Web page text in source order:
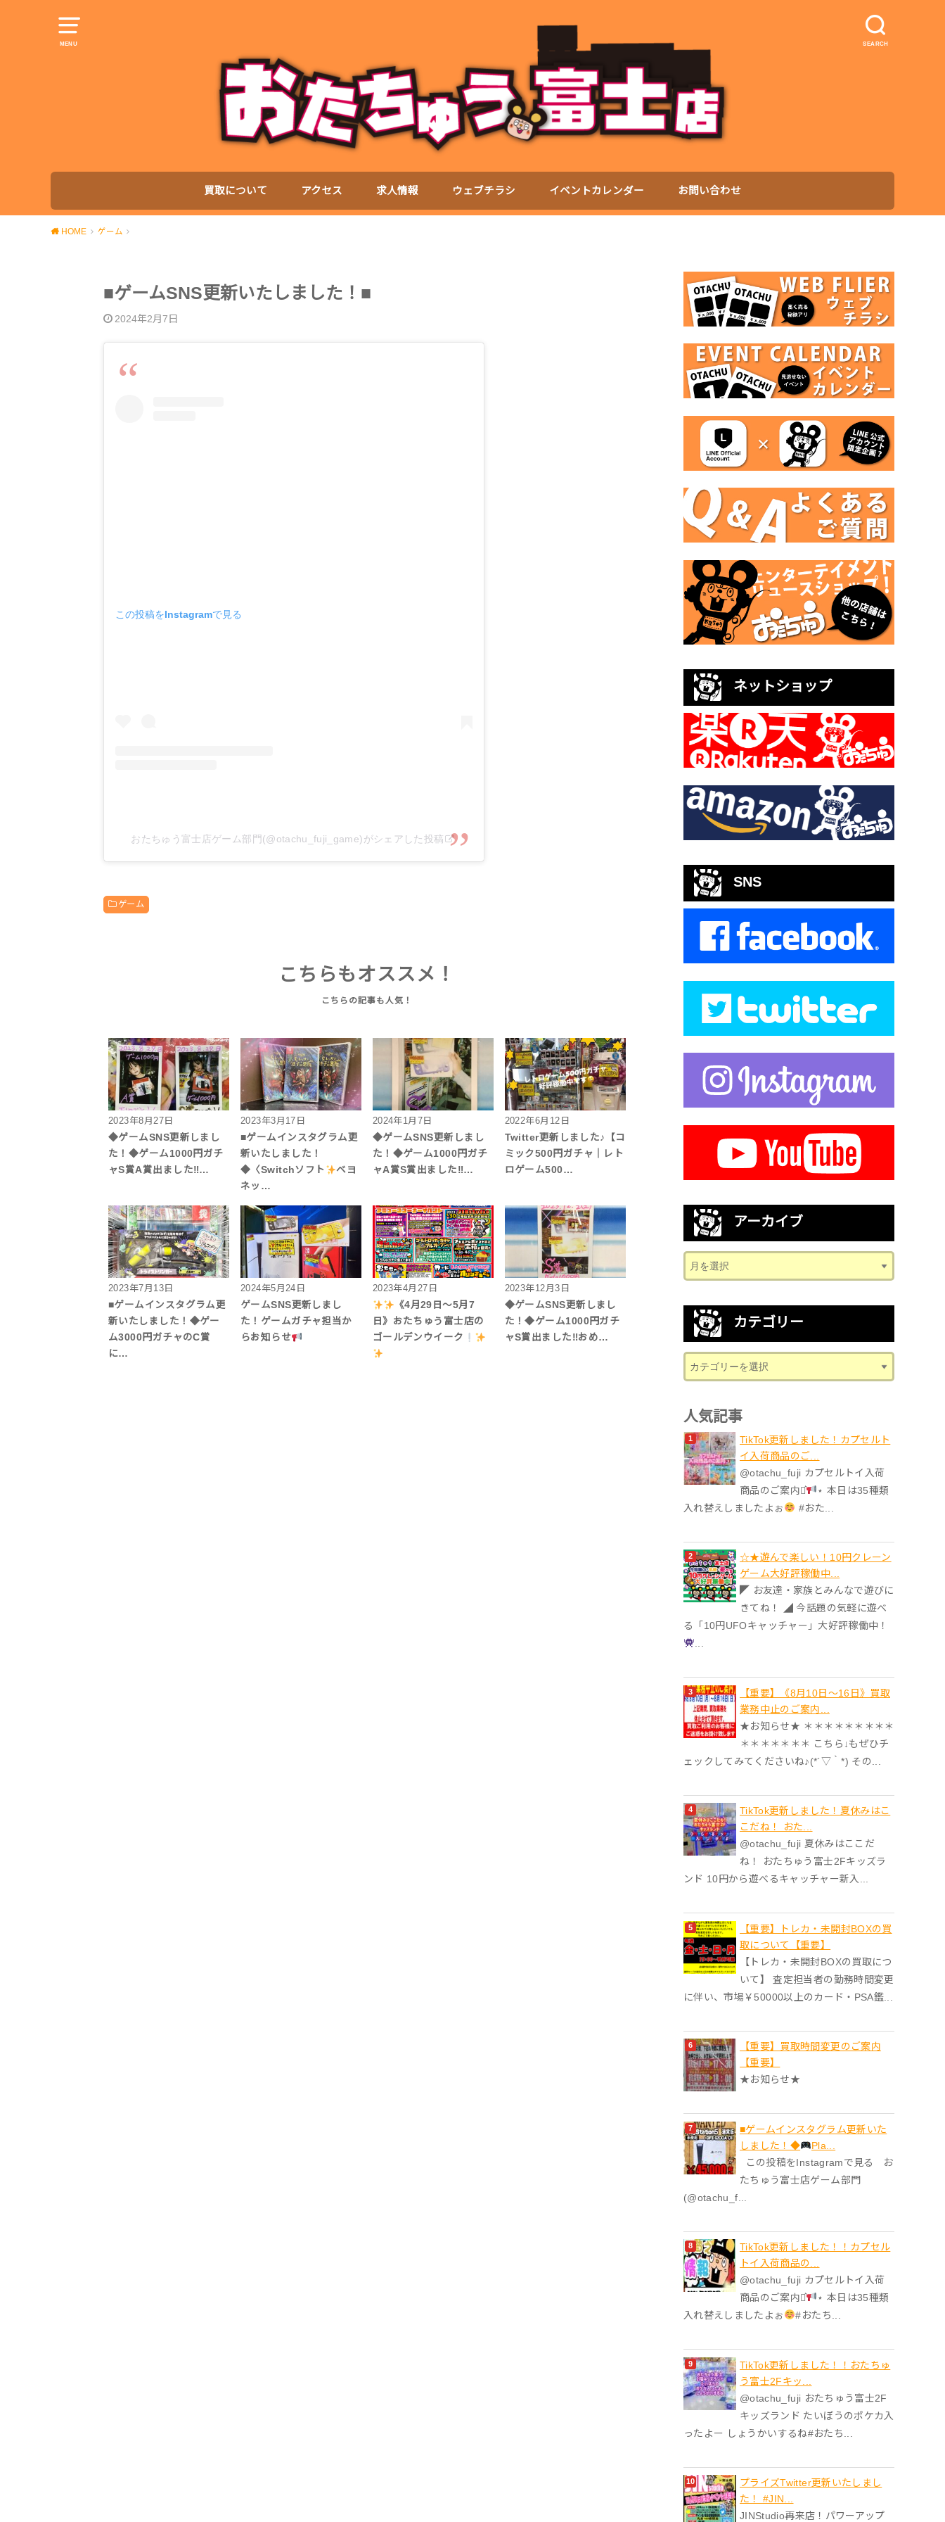
MENU SEARCH
買取について アクセス 求人情報 ウェブチラシ イベントカレンダー お問い合わせ
HOME ゲーム
■ゲームSNS更新いたしました！■
2024年2月7日
この投稿をInstagramで見る
おたちゅう富士店ゲーム部門(@otachu_fuji_game)がシェアした投稿
ゲーム
こちらもオススメ！
2023年8月27日
◆ゲームSNS更新しまし
た！◆ゲーム1000円ガチ
ャS賞A賞出ました‼︎…
2023年3月17日
■ゲームインスタグラム更
新いたしました！
◆〈Switchソフト
ベヨ
ネッ…
2024年1月7日
◆ゲームSNS更新しまし
た！◆ゲーム1000円ガチ
ャA賞S賞出ました‼︎…
2022年6月12日
Twitter更新しました♪【コ
ミック500円ガチャ｜レト
ロゲーム500…
2023年7月13日
■ゲームインスタグラム更
新いたしました！◆ゲー
ム3000円ガチャのC賞
に…
2024年5月24日
ゲームSNS更新しまし
た！ゲームガチャ担当か
らお知らせ
2023年4月27日
《4月29日～5月7
日》おたちゅう富士店の
ゴールデンウイーク
2023年12月3日
◆ゲームSNS更新しまし
た！◆ゲーム1000円ガチ
ャS賞出ました‼︎おめ…
ネットショップ
SNS
アーカイブ
カテゴリー
人気記事
TikTok更新しました！カプセルト
イ入荷商品のご...
@otachu_fuji カプセルトイ入荷
商品のご案内⋆͛
⋆ 本日は35種類
入れ替えしましたよぉ
#おた...
☆★遊んで楽しい！10円クレーン
ゲーム大好評稼働中...
◤ お友達・家族とみんなで遊びに
きてね！ ◢ 今話題の気軽に遊べ
る「10円UFOキャッチャー」大好評稼働中！
【重要】《8月10日～16日》買取
業務中止のご案内...
★お知らせ★ ＊＊＊＊＊＊＊＊＊
＊＊＊＊＊＊＊ こちら↓もぜひチ
ェックしてみてくださいね♪(*´▽｀*) その...
TikTok更新しました！夏休みはこ
こだね！ おた...
@otachu_fuji 夏休みはここだ
ね！ おたちゅう富士2Fキッズラ
ンド 10円から遊べるキャッチャー新入...
【重要】トレカ・未開封BOXの買
取について【重要】
【トレカ・未開封BOXの買取につ
いて】 査定担当者の勤務時間変更
に伴い、市場￥50000以上のカード・PSA鑑...
【重要】買取時間変更のご案内
【重要】
★お知らせ★
■ゲームインスタグラム更新いた
しました！◆
Pla...
この投稿をInstagramで見る お
たちゅう富士店ゲーム部門
(@otachu_f...
TikTok更新しました！！カプセル
トイ入荷商品の...
@otachu_fuji カプセルトイ入荷
商品のご案内⋆͛
⋆ 本日は35種類
入れ替えしましたよぉ
#おたち...
TikTok更新しました！！おたちゅ
う富士2Fキッ...
@otachu_fuji おたちゅう富士2F
キッズランド たいぼうのポケカ入
ったよー しょうかいするね#おたち...
プライズTwitter更新いたしまし
た！ #JIN...
JINStudio再来店！パワーアップ